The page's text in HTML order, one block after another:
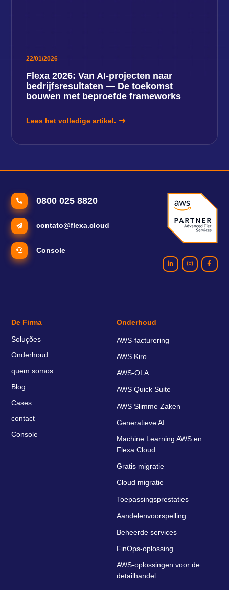
22/01/2026
Flexa 2026: Van AI-projecten naar
bedrijfsresultaten — De toekomst
bouwen met beproefde frameworks
Lees het volledige artikel.
0800 025 8820
contato@flexa.cloud
Console
De Firma
Soluções
Onderhoud
quem somos
Blog
Cases
contact
Console
Onderhoud
AWS-facturering
AWS Kiro
AWS-OLA
AWS Quick Suite
AWS Slimme Zaken
Generatieve AI
Machine Learning AWS en
Flexa Cloud
Gratis migratie
Cloud migratie
Toepassingsprestaties
Aandelenvoorspelling
Beheerde services
FinOps-oplossing
AWS-oplossingen voor de
detailhandel